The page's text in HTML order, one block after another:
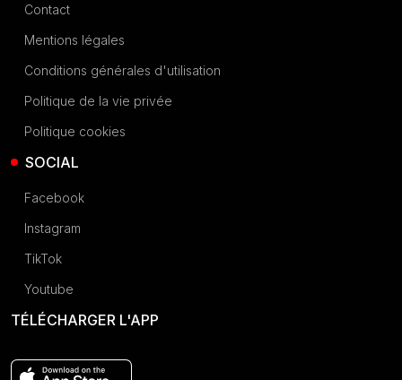
Contact
Mentions légales
Conditions générales d'utilisation
Politique de la vie privée
Politique cookies
SOCIAL
Facebook
Instagram
TikTok
Youtube
TÉLÉCHARGER L'APP